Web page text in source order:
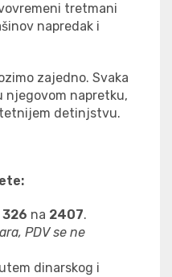
tretmani
napredak i
zajedno. Svaka
njegovom napretku,
detinjstvu.
326 na 2407.
PDV se ne
dinarskog i